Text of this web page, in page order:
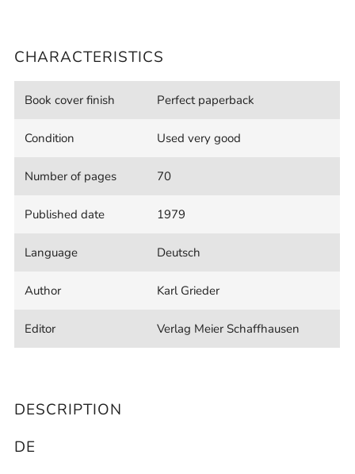
CHARACTERISTICS
Book cover finish Perfect paperback
Condition Used very good
Number of pages 70
Published date 1979
Language Deutsch
Author Karl Grieder
Editor Verlag Meier Schaffhausen
DESCRIPTION
DE